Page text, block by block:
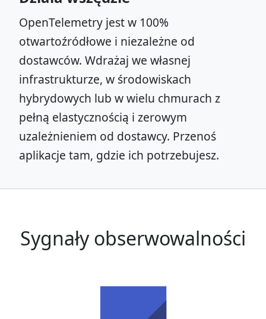
OpenTelemetry jest w 100%
otwartoźródłowe i niezależne od
dostawców. Wdrażaj we własnej
infrastrukturze, w środowiskach
hybrydowych lub w wielu chmurach z
pełną elastycznością i zerowym
uzależnieniem od dostawcy. Przenoś
aplikacje tam, gdzie ich potrzebujesz.
Sygnały obserwowalności